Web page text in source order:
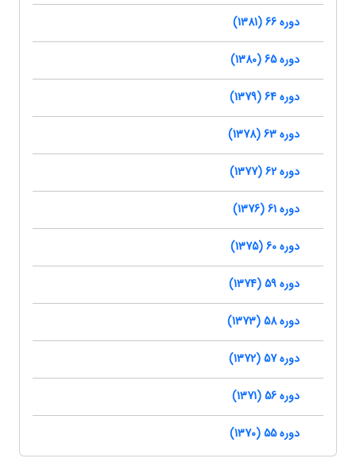
دوره 66 (1381)
دوره 65 (1380)
دوره 64 (1379)
دوره 63 (1378)
دوره 62 (1377)
دوره 61 (1376)
دوره 60 (1375)
دوره 59 (1374)
دوره 58 (1373)
دوره 57 (1372)
دوره 56 (1371)
دوره 55 (1370)